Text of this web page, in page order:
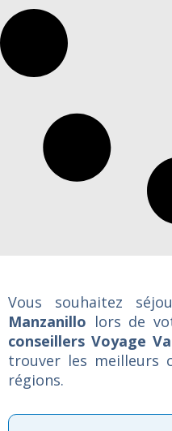
Vous souhaitez
Manzanillo lors de
conseillers Voyage
trouver les meilleurs
régions.